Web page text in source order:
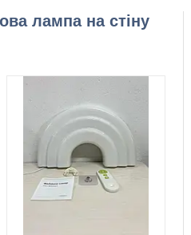
лампа на стіну